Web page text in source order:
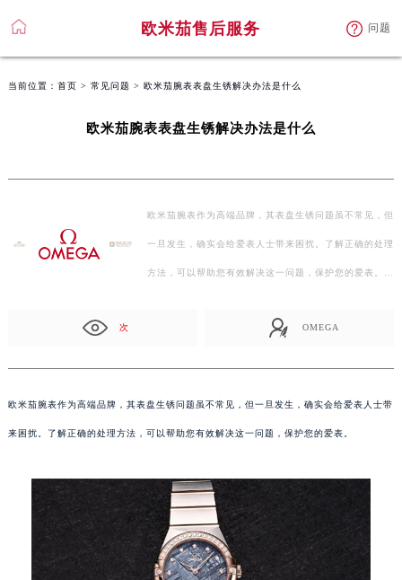
欧米茄售后服务 问题
当前位置： 首页 > 常见问题 > 欧米茄腕表表盘生锈解决办法是什么
欧米茄腕表表盘生锈解决办法是什么
欧米茄腕表作为高端品牌，其表盘生锈问题虽不常见，但
一旦发生，确实会给爱表人士带来困扰。了解正确的处理
方法，可以帮助您有效解决这一问题，保护您的爱表。表
次 OMEGA
欧米茄腕表作为高端品牌，其表盘生锈问题虽不常见，但一旦发生，确实会给爱表人士带
来困扰。了解正确的处理方法，可以帮助您有效解决这一问题，保护您的爱表。